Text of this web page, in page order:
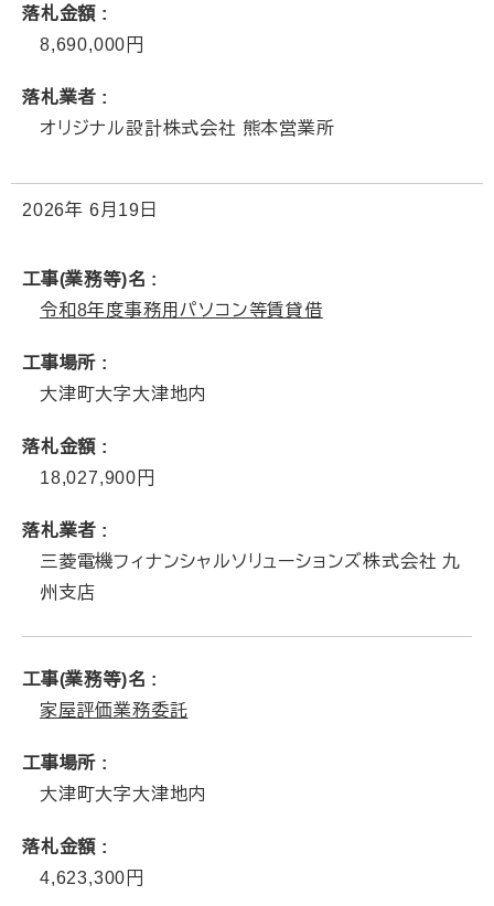
落札金額
8,690,000
落札業者
オリジナル設計株式会社 熊本営業所
2026年 6月19日
工事(業務等)名
令和8年度事務用パソコン等賃貸借
工事場所
大津町大字大津地内
落札金額
18,027,900
落札業者
三菱電機フィナンシャルソリューションズ株式会社 九
州支店
工事(業務等)名
家屋評価業務委託
工事場所
大津町大字大津地内
落札金額
4,623,300